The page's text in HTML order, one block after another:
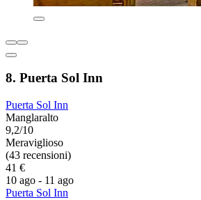
8. Puerta Sol Inn
Puerta Sol Inn
Manglaralto
9,2/10
Meraviglioso
(43 recensioni)
41 €
10 ago - 11 ago
Puerta Sol Inn